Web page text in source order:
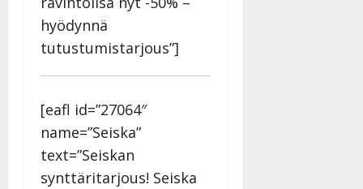
hyödynnä
tutustumistarjous”]
[eafl id=”27064″
name=”Seiska”
text=”Seiskan
synttäritarjous! Seiska